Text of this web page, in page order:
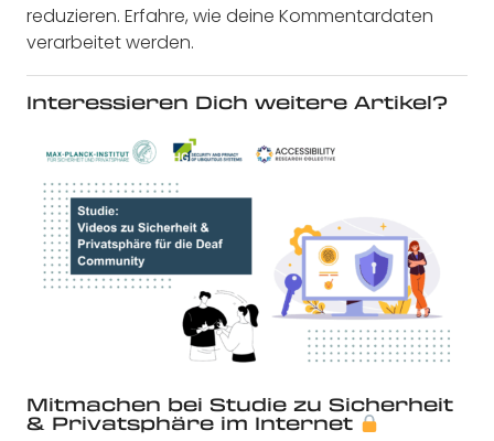
reduzieren. Erfahre, wie deine Kommentardaten
verarbeitet werden.
Interessieren Dich weitere Artikel?
Mitmachen bei Studie zu Sicherheit
& Privatsphäre im Internet